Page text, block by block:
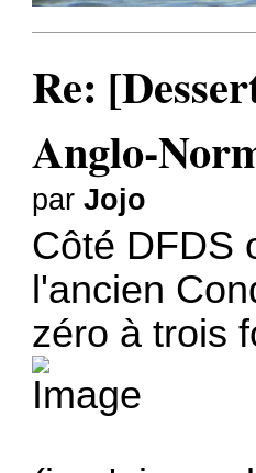
Re:
Anglo-
parJojo
Côté DFDS
l'ancien
zéro à trois